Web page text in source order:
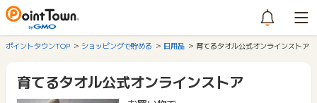
ポイントタウンTOP ショッピングで貯める 日用品 育てるタオル公式オンラインストア
育てるタオル公式オンラインストア